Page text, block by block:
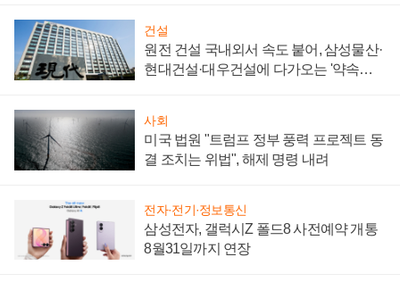
건설
원전 건설 국내외서 속도 붙어, 삼성물산·
현대건설·대우건설에 다가오는 '약속의
사회
미국 법원 "트럼프 정부 풍력 프로젝트 동
결 조치는 위법", 해제 명령 내려
전자·전기·정보통신
삼성전자, 갤럭시Z 폴드8 사전예약 개통
8월31일까지 연장